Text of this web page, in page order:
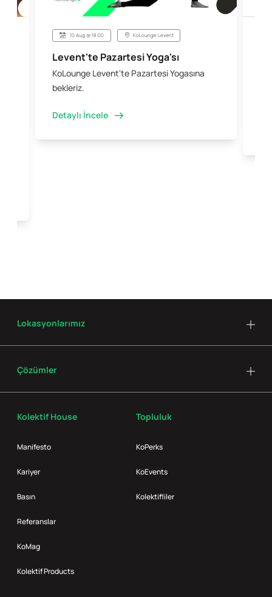
10 Aug @ 18:00 KoLounge Levent
Levent'te Pazartesi Yoga'sı
KoLounge Levent'te Pazartesi Yogasına
bekleriz.
Detaylı İncele
Kolektif House
Manifesto
Kariyer
Basın
Referanslar
KoMag
Kolektif Products
Topluluk
KoPerks
KoEvents
Kolektifliler
Lokasyonlarımız
Çözümler